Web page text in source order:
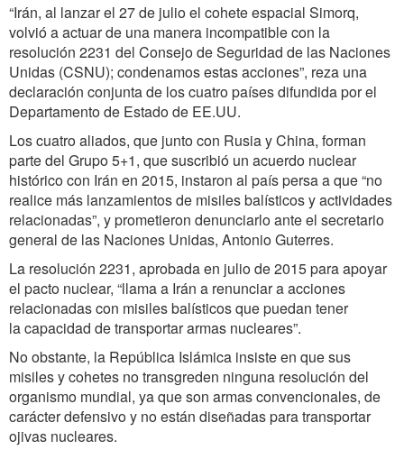
“Irán, al lanzar el 27 de julio el cohete espacial Simorq,
volvió a actuar de una manera incompatible con la
resolución 2231 del Consejo de Seguridad de las Naciones
Unidas (CSNU); condenamos estas acciones”, reza una
declaración conjunta de los cuatro países difundida por el
Departamento de Estado de EE.UU.
Los cuatro aliados, que junto con Rusia y China, forman
parte del Grupo 5+1, que suscribió un acuerdo nuclear
histórico con Irán en 2015, instaron al país persa a que “no
realice más lanzamientos de misiles balísticos y actividades
relacionadas”, y prometieron denunciarlo ante el secretario
general de las Naciones Unidas, Antonio Guterres.
La resolución 2231, aprobada en julio de 2015 para apoyar
el pacto nuclear, “llama a Irán a renunciar a acciones
relacionadas con misiles balísticos que puedan tener
la capacidad de transportar armas nucleares”.
No obstante, la República Islámica insiste en que sus
misiles y cohetes no transgreden ninguna resolución del
organismo mundial, ya que son armas convencionales, de
carácter defensivo y no están diseñadas para transportar
ojivas nucleares.